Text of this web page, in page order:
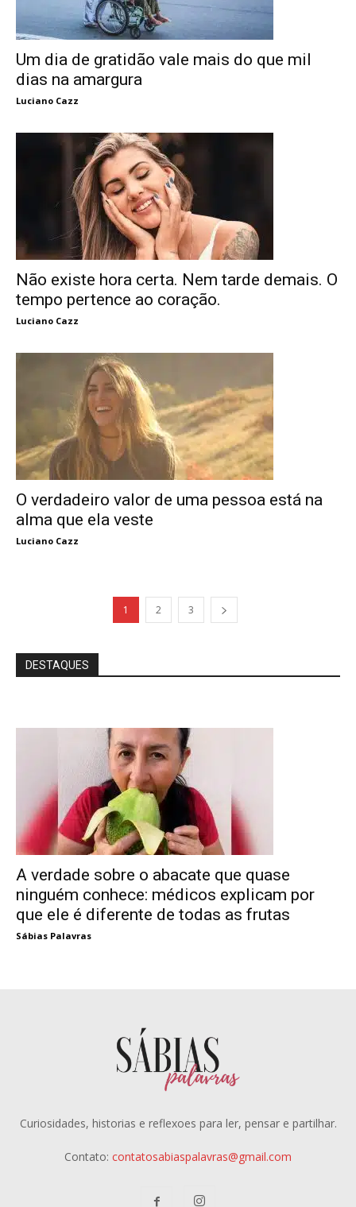
Um dia de gratidão vale mais do que mil
dias na amargura
Luciano Cazz
Não existe hora certa. Nem tarde demais. O
tempo pertence ao coração.
Luciano Cazz
O verdadeiro valor de uma pessoa está na
alma que ela veste
Luciano Cazz
1 2 3
DESTAQUES
A verdade sobre o abacate que quase
ninguém conhece: médicos explicam por
que ele é diferente de todas as frutas
Sábias Palavras
Curiosidades, historias e reflexoes para ler, pensar e partilhar.
Contato: contatosabiaspalavras@gmail.com